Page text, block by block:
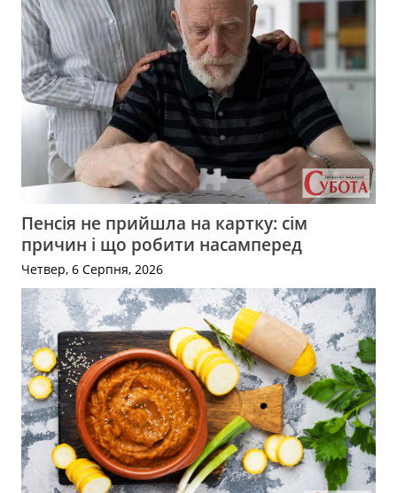
Пенсія не прийшла на картку: сім
причин і що робити насамперед
Четвер, 6 Серпня, 2026